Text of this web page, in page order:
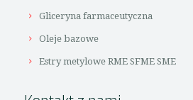
Gliceryna farmaceutyczna
Oleje bazowe
Estry metylowe RME SFME SME